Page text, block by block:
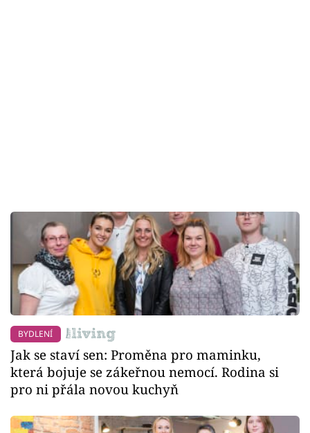
BYDLENÍ
Jak se staví sen: Proměna pro maminku,
která bojuje se zákeřnou nemocí. Rodina si
pro ni přála novou kuchyň